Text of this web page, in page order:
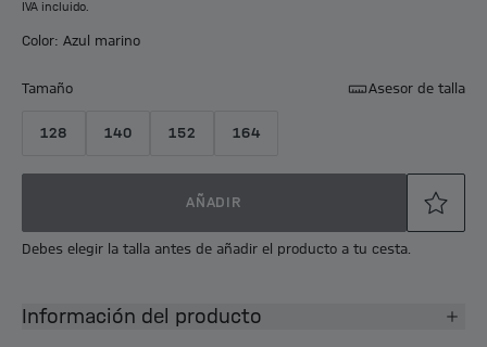
IVA incluido.
Color: Azul marino
Tamaño Asesor de talla
128 140 152 164
AÑADIR
Debes elegir la talla antes de añadir el producto a tu cesta.
Información del producto